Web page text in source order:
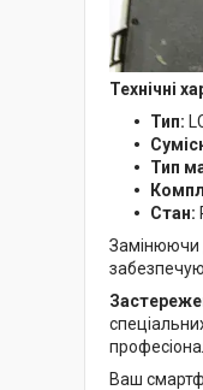
Технічні
Тип:
Тип
Стан:
Замінюючи
Ваш